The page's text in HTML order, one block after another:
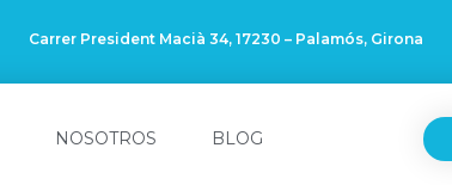
Carrer President Macià 34, 17230 – Palamós, Girona
NOSOTROS BLOG